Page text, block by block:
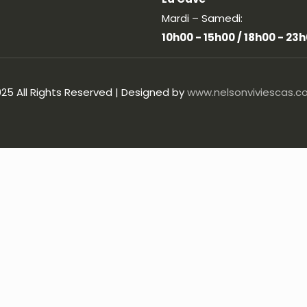
Mardi – Samedi:
10h00 - 15h00 /18h00 -
All Rights Reserved | Designed by